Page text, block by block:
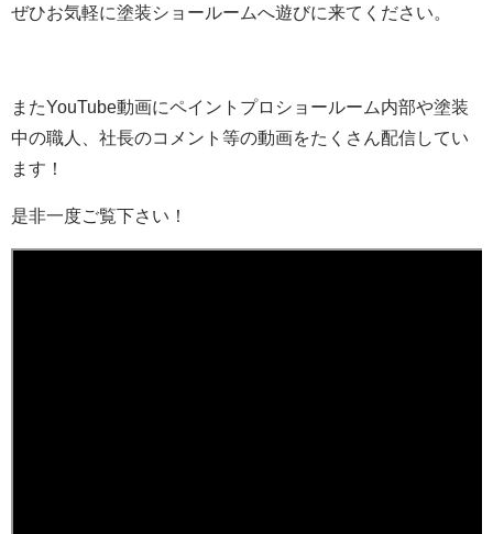
ぜひお気軽に塗装ショールームへ遊びに来てください。
またYouTube動画にペイントプロショールーム内部や塗装
中の職人、社長のコメント等の動画をたくさん配信してい
ます！
是非一度ご覧下さい！